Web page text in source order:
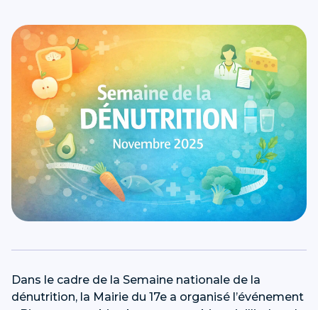
Dans le cadre de la Semaine nationale de la
dénutrition, la Mairie du 17e a organisé l’événement